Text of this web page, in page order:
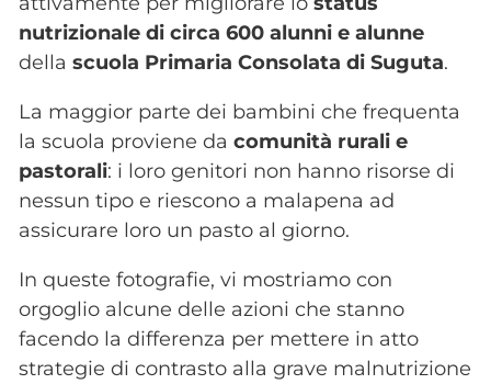
nutrizionale di circa 600 alunni e alunne
dellascuola Primaria Consolata di Suguta.
La maggior parte dei bambini che frequenta
la scuola proviene dacomunità rurali e
pastorali: i loro genitori non hanno risorse di
nessun tipo e riescono a malapena ad
assicurare loro un pasto al giorno.
In queste fotografie, vi mostriamo con
orgoglio alcune delle azioni che stanno
facendo la differenza per mettere in atto
strategie di contrasto alla grave malnutrizione